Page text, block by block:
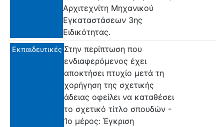
Αρχιτεχνίτη Μηχανικού
Εγκαταστάσεων 3ης
Ειδικότητας.
Εκπαιδευτικές Στην περίπτωση που
ενδιαφερόμενος έχει
αποκτήσει πτυχίο μετά τη
χορήγηση της σχετικής
άδειας οφείλει να καταθέσει
το σχετικό τίτλο σπουδών -
1ο μέρος: Έγκριση